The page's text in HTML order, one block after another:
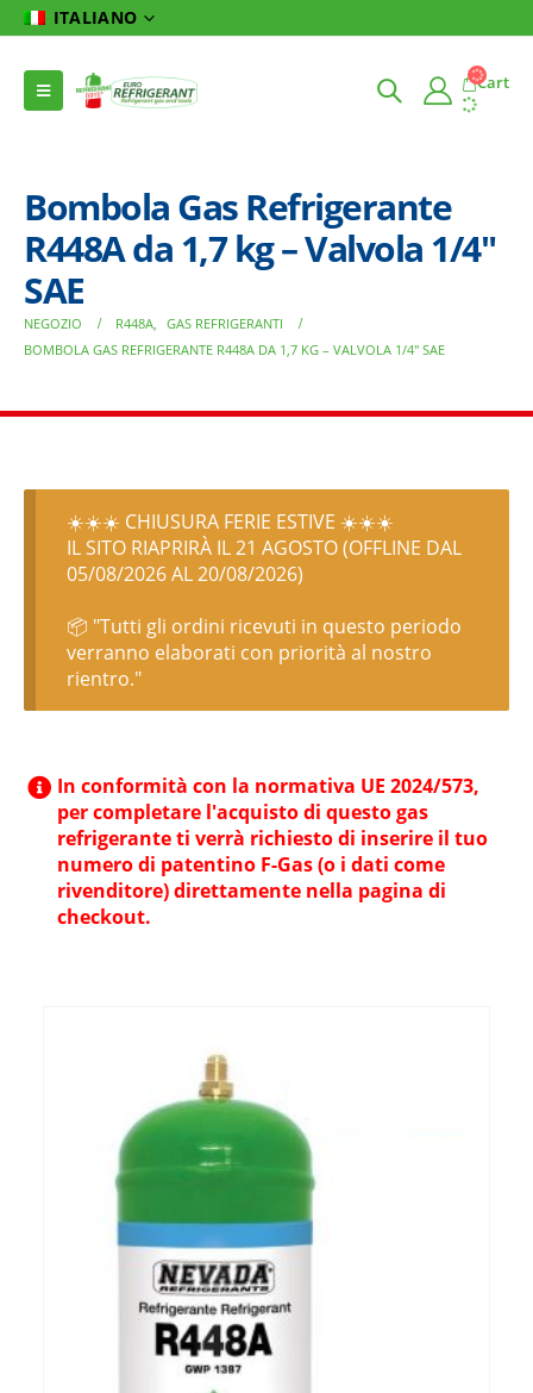
ITALIANO
Cart
Bombola Gas Refrigerante
R448A da 1,7 kg – Valvola 1/4″
SAE
NEGOZIO R448A, GAS REFRIGERANTI
BOMBOLA GAS REFRIGERANTE R448A DA 1,7 KG – VALVOLA 1/4″ SAE
☀️☀️☀️ CHIUSURA FERIE ESTIVE ☀️☀️☀️
IL SITO RIAPRIRÀ IL 21 AGOSTO (OFFLINE DAL
05/08/2026 AL 20/08/2026)
📦 "Tutti gli ordini ricevuti in questo periodo
verranno elaborati con priorità al nostro
rientro."
In conformità con la normativa UE 2024/573,
per completare l'acquisto di questo gas
refrigerante ti verrà richiesto di inserire il tuo
numero di patentino F-Gas (o i dati come
rivenditore) direttamente nella pagina di
checkout.